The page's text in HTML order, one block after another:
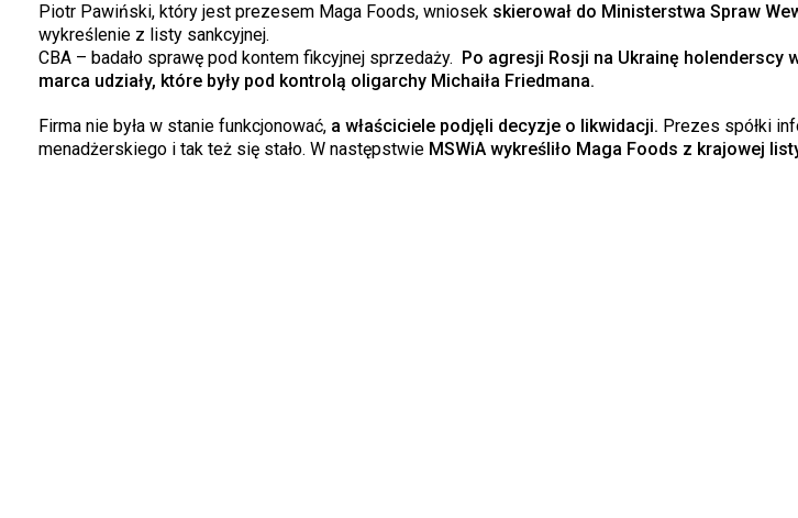
Piotr Pawiński, który jest prezesem Maga Foods, wniosek skierował do Ministerstwa Spraw
wykreślenie z listy sankcyjnej.
CBA – badało sprawę pod kontem fikcyjnej sprzedaży. Po agresji Rosji na Ukrainę holenderscy
marca udziały, które były pod kontrolą oligarchy Michaiła Friedmana.
Firma nie była w stanie funkcjonować, a właściciele podjęli decyzje o likwidacji. Prezes spółki
menadżerskiego i tak też się stało. W następstwie MSWiA wykreśliło Maga Foods z krajowej